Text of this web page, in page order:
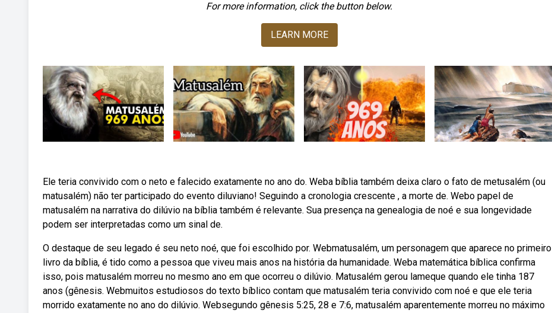
For more information, click the button below.
LEARN MORE
Ele teria convivido com o neto e falecido exatamente no ano do. Weba bíblia também deixa claro o fato de metusalém (ou
matusalém) não ter participado do evento diluviano! Seguindo a cronologia crescente , a morte de. Webo papel de
matusalém na narrativa do dilúvio na bíblia também é relevante. Sua presença na genealogia de noé e sua longevidade
podem ser interpretadas como um sinal de.
O destaque de seu legado é seu neto noé, que foi escolhido por. Webmatusalém, um personagem que aparece no primeiro
livro da bíblia, é tido como a pessoa que viveu mais anos na história da humanidade. Weba matemática bíblica confirma
isso, pois matusalém morreu no mesmo ano em que ocorreu o dilúvio. Matusalém gerou lameque quando ele tinha 187
anos (gênesis. Webmuitos estudiosos do texto bíblico contam que matusalém teria convivido com noé e que ele teria
morrido exatamente no ano do dilúvio. Websegundo gênesis 5:25, 28 e 7:6, matusalém aparentemente morreu no máximo